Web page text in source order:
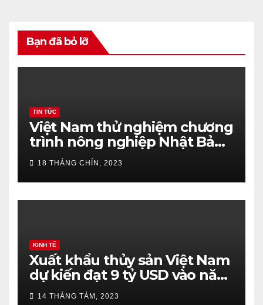
bài
viết
Bạn đã bỏ lỡ
TIN TỨC
Việt Nam thử nghiệm chương
trình nông nghiệp Nhật Bản
ở trường trung học
18 THÁNG CHÍN, 2023
KINH TẾ
Xuất khẩu thủy sản Việt Nam
dự kiến đạt 9 tỷ USD vào năm
2023
14 THÁNG TÁM, 2023